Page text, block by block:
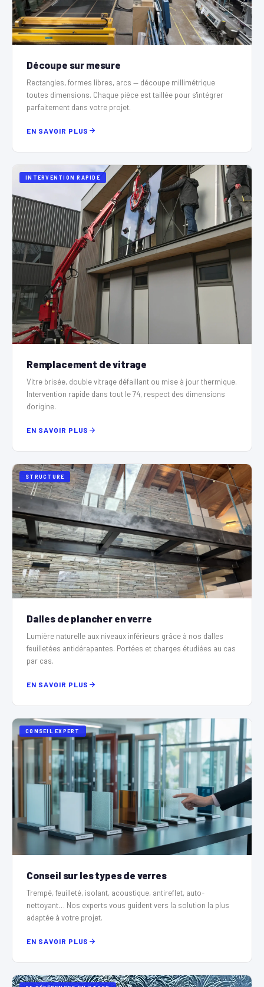
Découpe sur mesure
Rectangles, formes libres, arcs — découpe millimétrique
toutes dimensions. Chaque pièce est taillée pour s'intégrer
parfaitement dans votre projet.
EN SAVOIR PLUS
INTERVENTION RAPIDE
Remplacement de vitrage
Vitre brisée, double vitrage défaillant ou mise à jour thermique.
Intervention rapide dans tout le 74, respect des dimensions
d'origine.
EN SAVOIR PLUS
STRUCTURE
Dalles de plancher en verre
Lumière naturelle aux niveaux inférieurs grâce à nos dalles
feuilletées antidérapantes. Portées et charges étudiées au cas
par cas.
EN SAVOIR PLUS
CONSEIL EXPERT
Conseil sur les types de verres
Trempé, feuilleté, isolant, acoustique, antireflet, auto-
nettoyant… Nos experts vous guident vers la solution la plus
adaptée à votre projet.
EN SAVOIR PLUS